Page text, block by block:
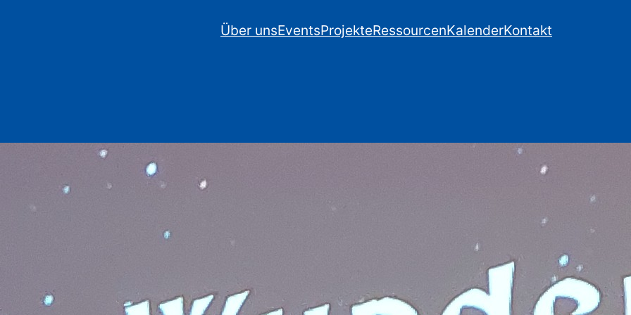
Über unsEventsProjekteRessourcenKalenderKontakt